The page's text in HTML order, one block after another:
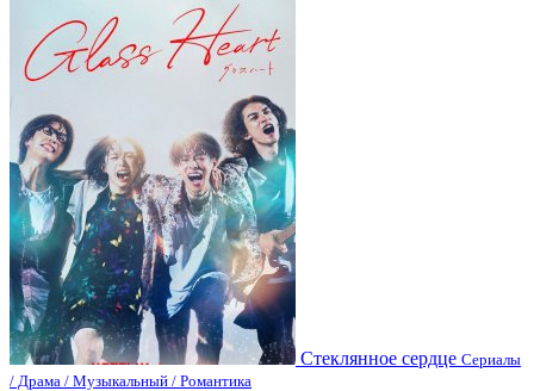
Стеклянное сердце Сериалы
/ Драма / Музыкальный / Романтика